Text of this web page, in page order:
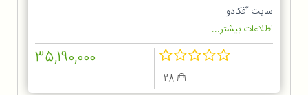
سایت آفکادو
اطلاعات بیشتر...
35,190,000